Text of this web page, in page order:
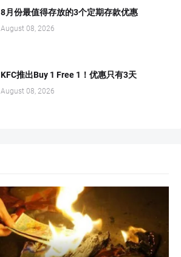
8月份最值得存放的3个定期存款优惠
August 08, 2026
KFC推出Buy 1 Free 1！优惠只有3天
August 08, 2026